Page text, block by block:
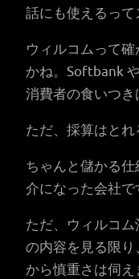
話にも使えるっ
ウィルコムって
かね。Softbank
消費者の食いつき
ただ、採算はとれ
ちゃんと儲かる
介になった会社で
ただ、ウィルコ
の内容を見る限
から慎重さは伺え